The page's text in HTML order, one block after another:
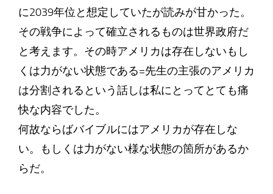
に2039年位と想定していたが読みが甘かった。
その戦争によって確立されるものは世界政府だ
と考えます。その時アメリカは存在しないもし
くは力がない状態である=先生の主張のアメリカ
は分割されるという話しは私にとってとても痛
快な内容でした。
何故ならばバイブルにはアメリカが存在しな
い。もしくは力がない様な状態の箇所があるか
らだ。